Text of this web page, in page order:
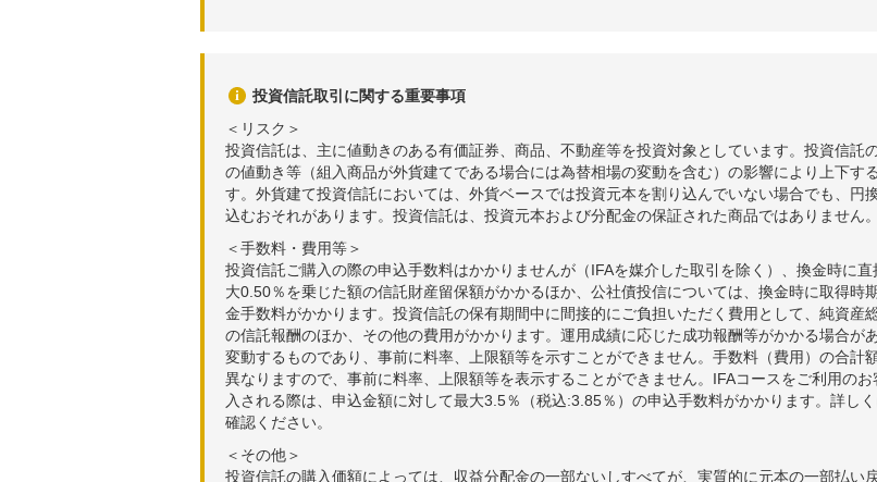
投資信託取引に関する重要事項
＜リスク＞
投資信託は、主に値動きのある有価証券、商品、不動産等を投資対象としています。投資信託
の値動き等（組入商品が外貨建てである場合には為替相場の変動を含む）の影響により上下す
す。外貨建て投資信託においては、外貨ベースでは投資元本を割り込んでいない場合でも、円
込むおそれがあります。投資信託は、投資元本および分配金の保証された商品ではありません。
＜手数料・費用等＞
投資信託ご購入の際の申込手数料はかかりませんが（IFAを媒介した取引を除く）、換金時に
大0.50％を乗じた額の信託財産留保額がかかるほか、公社債投信については、換金時に取得
金手数料がかかります。投資信託の保有期間中に間接的にご負担いただく費用として、純資
の信託報酬のほか、その他の費用がかかります。運用成績に応じた成功報酬等がかかる場合が
変動するものであり、事前に料率、上限額等を示すことができません。手数料（費用）の合計
異なりますので、事前に料率、上限額等を表示することができません。IFAコースをご利用の
入される際は、申込金額に対して最大3.5％（税込:3.85％）の申込手数料がかかります。詳し
確認ください。
＜その他＞
投資信託の購入価額によっては、収益分配金の一部ないしすべてが、実質的に元本の一部払い